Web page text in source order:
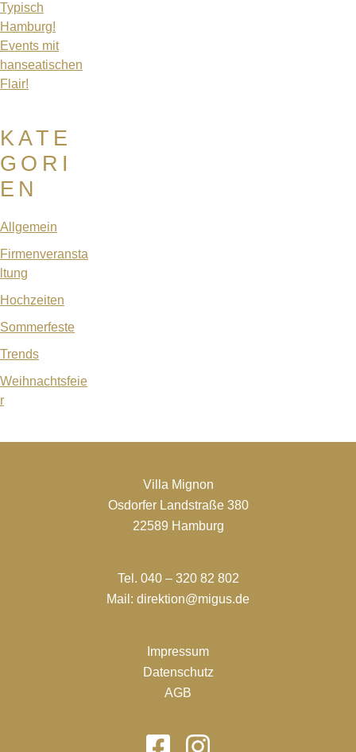
Typisch
Hamburg!
Events mit
hanseatischen
Flair!
KATE
GORI
EN
Allgemein
Firmenveransta
ltung
Hochzeiten
Sommerfeste
Trends
Weihnachtsfeie
r
Villa Mignon
Osdorfer Landstraße 380
22589 Hamburg
Tel. 040 – 320 82 802
Mail: direktion@migus.de
Impressum
Datenschutz
AGB